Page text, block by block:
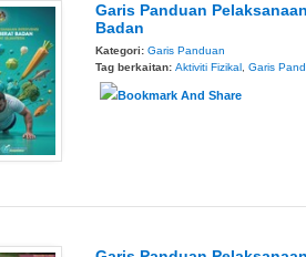
Garis Panduan
Badan
Kategori: Garis Panduan
Tag berkaitan: Aktiviti Fizikal Garis